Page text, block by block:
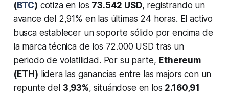
(BTC) cotiza en los 73.542 USD, registrando un
avance del 2,91% en las últimas 24 horas. El activo
busca establecer un soporte sólido por encima de
la marca técnica de los 72.000 USD tras un
periodo de volatilidad. Por su parte, Ethereum
(ETH) lidera las ganancias entre las majors con un
repunte del 3,93%, situándose en los 2.160,91